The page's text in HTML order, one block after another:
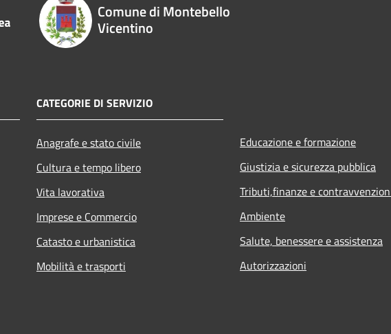
Comune di Montebello
Vicentino
CATEGORIE DI SERVIZIO
Anagrafe e stato civile
Cultura e tempo libero
Vita lavorativa
Imprese e Commercio
Catasto e urbanistica
Mobilità e trasporti
Educazione e formazione
Giustizia e sicurezza pubblica
Tributi,finanze e
Ambiente
Salute, benessere e assistenza
Autorizzazioni